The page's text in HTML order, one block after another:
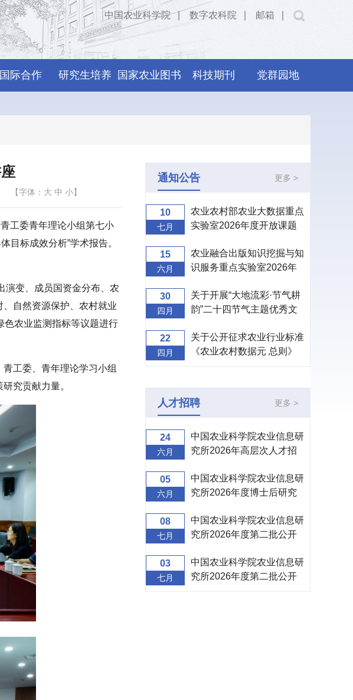
中国农业科学院 ∣ 数字农科院 邮箱
国际合作 研究生培养 国家农业图书 科技期刊 党群园地
【字体： 大 中 小】
工委青年理论小组第七小
目标成效分析”学术报告。
演变、成员国资金分布、农
自然资源保护、农村就业
色农业监测指标等议题进行
工委、青年理论学习小组
究贡献力量。
通知公告 更多 >
10
七月
农业农村部农业大数据重点
实验室2026年度开放课题
15
六月
农业融合出版知识挖掘与知
识服务重点实验室2026年
30
四月
关于开展“大地流彩·节气耕
韵”二十四节气主题优秀文
22
四月
关于公开征求农业行业标准
《农业农村数据元 总则》
人才招聘 更多 >
24
六月
中国农业科学院农业信息研
究所2026年高层次人才招
05
六月
中国农业科学院农业信息研
究所2026年度博士后研究
08
七月
中国农业科学院农业信息研
究所2026年度第二批公开
03
七月
中国农业科学院农业信息研
究所2026年度第二批公开